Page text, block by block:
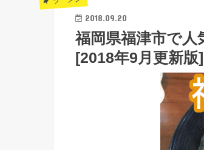
2018.09.20
福岡県福津市で人
[2018年9月更新版]